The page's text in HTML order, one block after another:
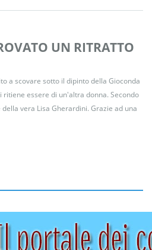
UN RITRATTO
a scovare sotto il dipinto della Gioconda
ritiene essere di un'altra donna. Secondo
vera Lisa Gherardini. Grazie ad una